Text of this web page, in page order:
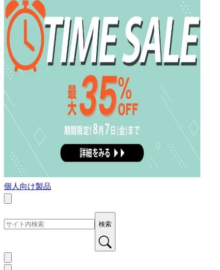
個人向け製品
検索